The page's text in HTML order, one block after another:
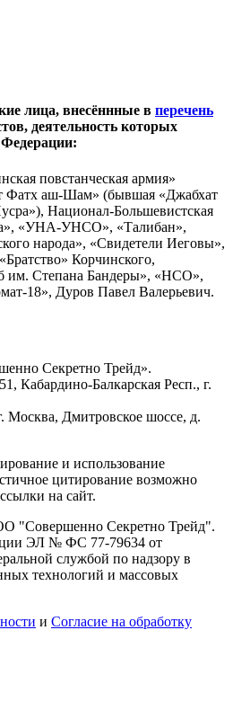
лица, внесённные в перечень
деятельность которых
повстанческая армия»
аш-Шам» (бывшая «Джабхат
Национал-Большевистская
«УНА-УНСО», «Талибан»,
народа», «Свидетели Иеговы»,
Корчинского,
им. Степана Бандеры», «НСО»,
18», Дуров Павел Валерьевич.
Секретно Трейд».
Кабардино-Балкарская Респ., г.
Москва, Дмитровское шоссе, д.
и использование
цитирование возможно
на сайт.
"Совершенно Секретно Трейд".
ЭЛ № ФС 77-79634 от
службой по надзору в
технологий и массовых
и Согласие на обработку